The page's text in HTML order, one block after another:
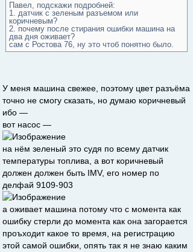
Павел, подскажи подробней:
1. датчик с зеленым разъемом или
коричневым?
2. почему после стирания ошибки машина на
два дня оживает?
сам с Ростова 76, ну это чтоб понятно было.
У меня машина свежее, поэтому цвет разъёма
точно не смогу сказать, но думаю коричневый
ибо —
вот насос —
на нём зеленый это судя по всему датчик
температуры топлива, а вот коричневый
должен должен быть IMV, его номер по
делфай 9109-903
а оживает машина потому что с момента как
ошибку стерли до момента как она загорается
проъходит какое то время, на регистрацию
этой самой ошибки, опять так я не знаю каким